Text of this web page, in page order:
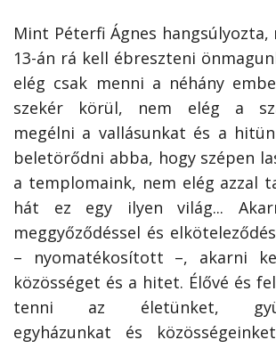
Mint Péterfi Ágnes
13-án rá kell ébreszteni
elég csak menni a néhány
szekér körül, nem elég a
megélni a vallásunkat és a
beletörődni abba, hogy szépen
a templomaink, nem elég azzal
hát ez egy ilyen világ...
meggyőződéssel és
– nyomatékosított –, akarni
közösséget és a hitet. Élővé és
tenni az életünket,
egyházunkat és